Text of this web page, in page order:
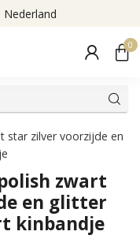
0
star zilver voorzijde en
zwart
en glitter
kinbandje